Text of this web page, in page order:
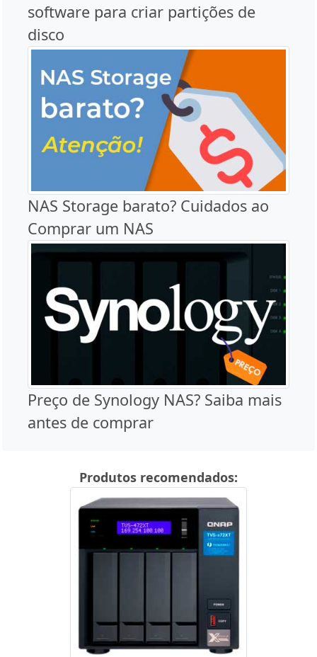
software para criar partições de
disco
NAS Storage barato? Cuidados ao
Comprar um NAS
Preço de Synology NAS? Saiba mais
antes de comprar
Produtos recomendados: